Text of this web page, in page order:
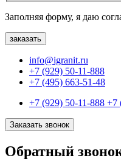
Заполняя форму, я даю
info@igranit.ru
+7 (929) 50-11-888
+7 (495) 663-51-48
+7 (929) 50-11-888 +7
Заказать звонок
Обратный